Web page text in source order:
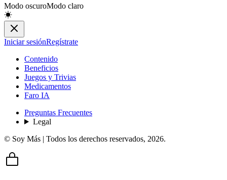
Modo oscuroModo claro
Iniciar sesiónRegístrate
Contenido
Beneficios
Juegos y Trivias
Medicamentos
Faro IA
Preguntas Frecuentes
Legal
© Soy Más | Todos los derechos reservados, 2026.